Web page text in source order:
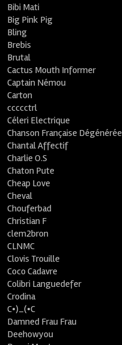
Bibi Mati
Big Pink Pig
Bling
Brebis
Brutal
Cactus Mouth Informer
Captain Némou
Carton
ccccctrl
Céleri Electrique
Chanson Française Dégénérée
Chantal Affectif
Charlie O.S
Chaton Pute
Cheap Love
Cheval
Chouferbad
Christian F
clem2bron
CLNMC
Clovis Trouille
Coco Cadavre
Colibri Languedefer
Crodina
C•)_(•C
Damned Frau Frau
Deehowyou